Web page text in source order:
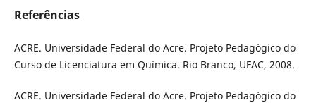
Referências
ACRE. Universidade Federal do Acre. Projeto Pedagógico do
Curso de Licenciatura em Química. Rio Branco, UFAC, 2008.
ACRE. Universidade Federal do Acre. Projeto Pedagógico do